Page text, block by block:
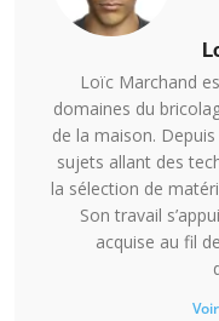
Loïc Marchand
domaines du
de la maison.
sujets allant des
la sélection de
Son travail
acquise au fil